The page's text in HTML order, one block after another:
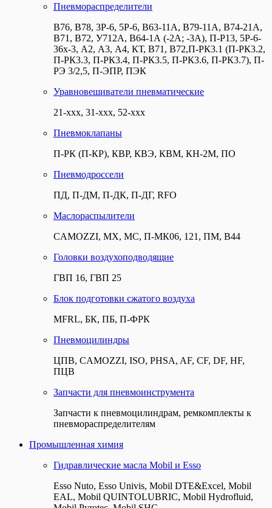
Пневмораспределители
В76, В78, 3Р-6, 5Р-6, В63-11А, В79-11А, В74-21А,
В71, В72, У712А, В64-1А (-2А; -3А), П-Р13, 5Р-6-
36х-3, А2, А3, А4, КТ, В71, В72,П-РК3.1 (П-РК3.2,
П-РК3.3, П-РК3.4, П-РК3.5, П-РК3.6, П-РК3.7), П-
РЭ 3/2,5, П-ЭПР, ПЭК
Уравновешиватели пневматические
21-ххх, 31-ххх, 52-ххх
Пневмоклапаны
П-РК (П-КР), КВР, КВЭ, КВМ, КН-2М, ПО
Пневмодроссели
ПД, П-ДМ, П-ДК, П-ДГ, RFO
Маслораспылители
CAMOZZI, МХ, МС, П-МК06, 121, ПМ, В44
Головки воздухоподводящие
ГВП 16, ГВП 25
Блок подготовки сжатого воздуха
MFRL, БК, ПБ, П-ФРК
Пневмоцилиндры
ЦПВ, CAMOZZI, ISO, PHSA, AF, CF, DF, HF,
ПЦВ
Запчасти для пневмоинструмента
Запчасти к пневмоцилиндрам, ремкомплекты к
пневмораспределителям
Промышленная химия
Гидравлические масла Mobil и Esso
Esso Nuto, Esso Univis, Mobil DTE&Excel, Mobil
EAL, Mobil QUINTOLUBRIC, Mobil Hydrofluid,